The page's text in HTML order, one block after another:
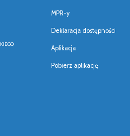
MPR-y
Deklaracja dostępności
Aplikacja
Pobierz aplikację